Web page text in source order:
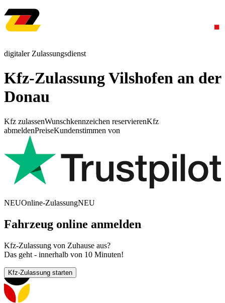
digitaler Zulassungsdienst
Kfz-Zulassung Vilshofen an der
Donau
Kfz zulassenWunschkennzeichen reservierenKfz
abmeldenPreiseKundenstimmen von
NEUOnline-ZulassungNEU
Fahrzeug online anmelden
Kfz-Zulassung von Zuhause aus?
Das geht - innerhalb von 10 Minuten!
Kfz-Zulassung starten